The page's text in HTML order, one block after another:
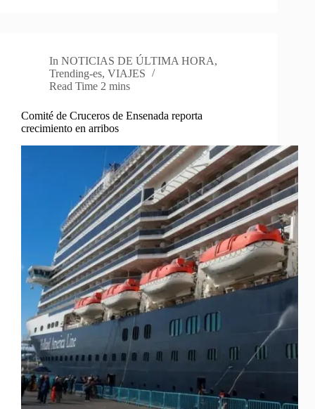
In NOTICIAS DE ÚLTIMA HORA,
Trending-es, VIAJES
Read Time 2 mins
Comité de Cruceros de Ensenada reporta
crecimiento en arribos